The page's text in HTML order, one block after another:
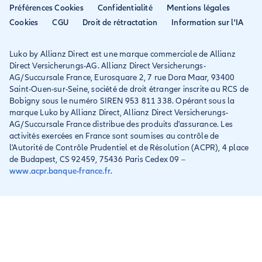
Résilier ancien assureur
Eurofil rejoint Allianz
Conditions générales et
IPID
Préférences Cookies Confidentialité
Mentions légales
Cookies
CGU Droit de rétractation Information sur l'IA
Luko by Allianz Direct est une marque commerciale de Allianz
Direct Versicherungs-AG. Allianz Direct Versicherungs-
AG/Succursale France, Eurosquare 2, 7 rue Dora Maar, 93400
Saint-Ouen-sur-Seine, société de droit étranger inscrite au RCS de
Bobigny sous le numéro SIREN 953 811 338. Opérant sous la
marque Luko by Allianz Direct, Allianz Direct Versicherungs-
AG/Succursale France distribue des produits d'assurance. Les
activités exercées en France sont soumises au contrôle de
l'Autorité de Contrôle Prudentiel et de Résolution (ACPR), 4 place
de Budapest, CS 92459, 75436 Paris Cedex 09 –
www.acpr.banque-france.fr.